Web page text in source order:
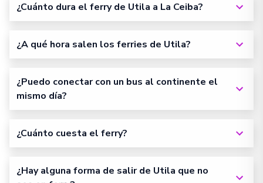
¿Cuánto dura el ferry de Utila a La Ceiba?
¿A qué hora salen los ferries de Utila?
¿Puedo conectar con un bus al continente el
mismo día?
¿Cuánto cuesta el ferry?
¿Hay alguna forma de salir de Utila que no